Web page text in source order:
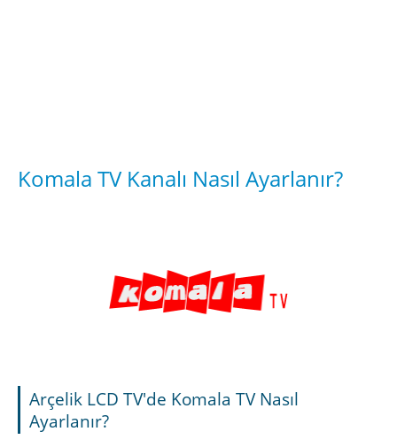
Komala TV Kanalı Nasıl Ayarlanır?
Arçelik LCD TV'de Komala TV Nasıl
Ayarlanır?